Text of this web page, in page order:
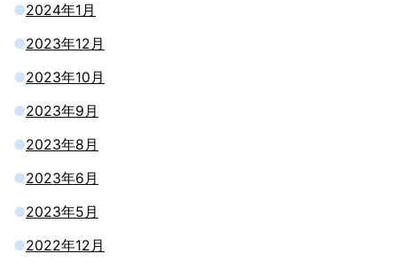
2024年1月
2023年12月
2023年10月
2023年9月
2023年8月
2023年6月
2023年5月
2022年12月